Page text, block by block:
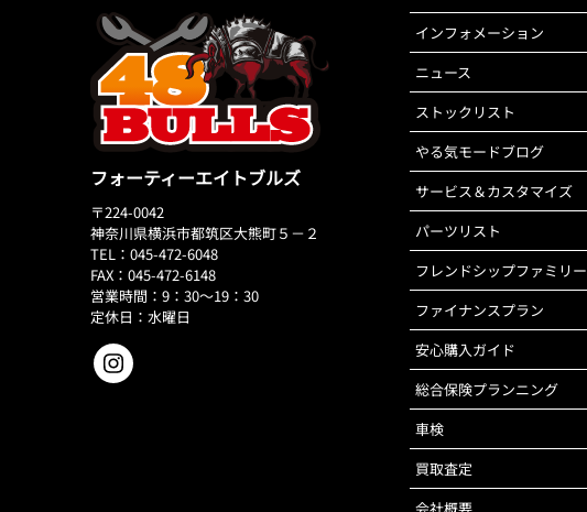
フォーティーエイトブルズ
〒224-0042
神奈川県横浜市都筑区大熊町５－２
TEL：045-472-6048
FAX：045-472-6148
営業時間：9：30～19：30
定休日：水曜日
インフォメーション
ニュース
ストックリスト
やる気モードブログ
サービス＆カスタマイズ
パーツリスト
フレンドシップファミリー
ファイナンスプラン
安心購入ガイド
総合保険プランニング
車検
買取査定
会社概要